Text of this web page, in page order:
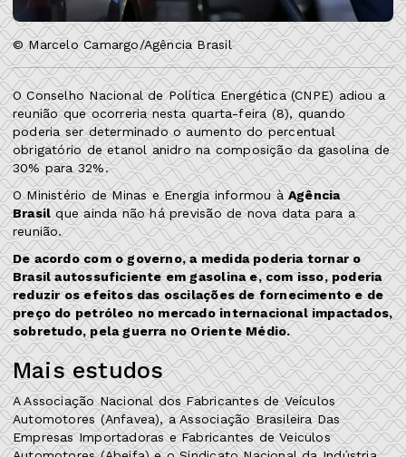
© Marcelo Camargo/Agência Brasil
O Conselho Nacional de Política Energética (CNPE) adiou a
reunião que ocorreria nesta quarta-feira (8), quando
poderia ser determinado o aumento do percentual
obrigatório de etanol anidro na composição da gasolina de
30% para 32%.
O Ministério de Minas e Energia informou àAgência
Brasilque ainda não há previsão de nova data para a
reunião.
De acordo com o governo, a medida poderia tornar o
Brasil autossuficiente em gasolina e, com isso, poderia
reduzir os efeitos das oscilações de fornecimento e de
preço do petróleo no mercado internacional impactados,
sobretudo, pela guerra no Oriente Médio.
Mais estudos
A Associação Nacional dos Fabricantes de Veículos
Automotores (Anfavea), a Associação Brasileira Das
Empresas Importadoras e Fabricantes de Veiculos